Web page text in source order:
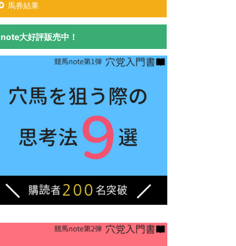
馬券結果
note大好評販売中！